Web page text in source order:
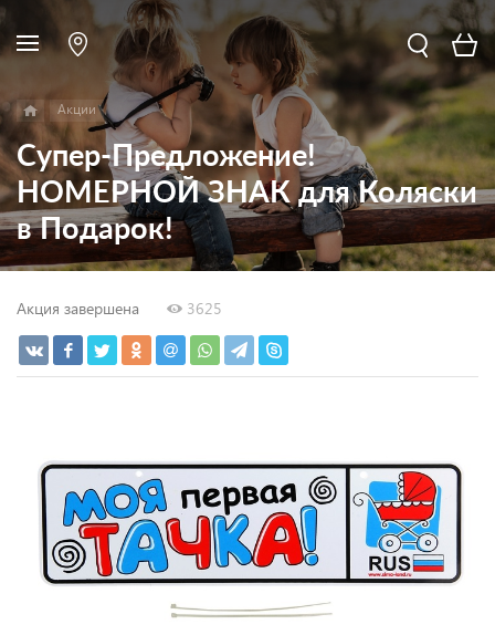
Акции
Супер-Предложение!
НОМЕРНОЙ ЗНАК для Коляски
в Подарок!
Акция завершена 3625